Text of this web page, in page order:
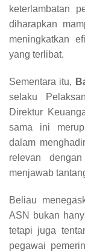
keterlambatan
diharapkan
meningkatkan
yang terlibat.
Sementara itu,
selaku
Direktur
sama ini
dalam
relevan
menjawab
Beliau
ASN bukan
tetapi juga
pegawai